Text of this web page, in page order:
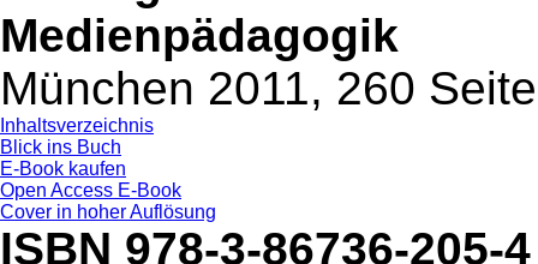
Medienpädagogik
München 2011, 260
Inhaltsverzeichnis
Blick ins Buch
E-Book kaufen
Open Access E-Book
Cover in hoher Auflösung
ISBN 978-3-86736-205-4